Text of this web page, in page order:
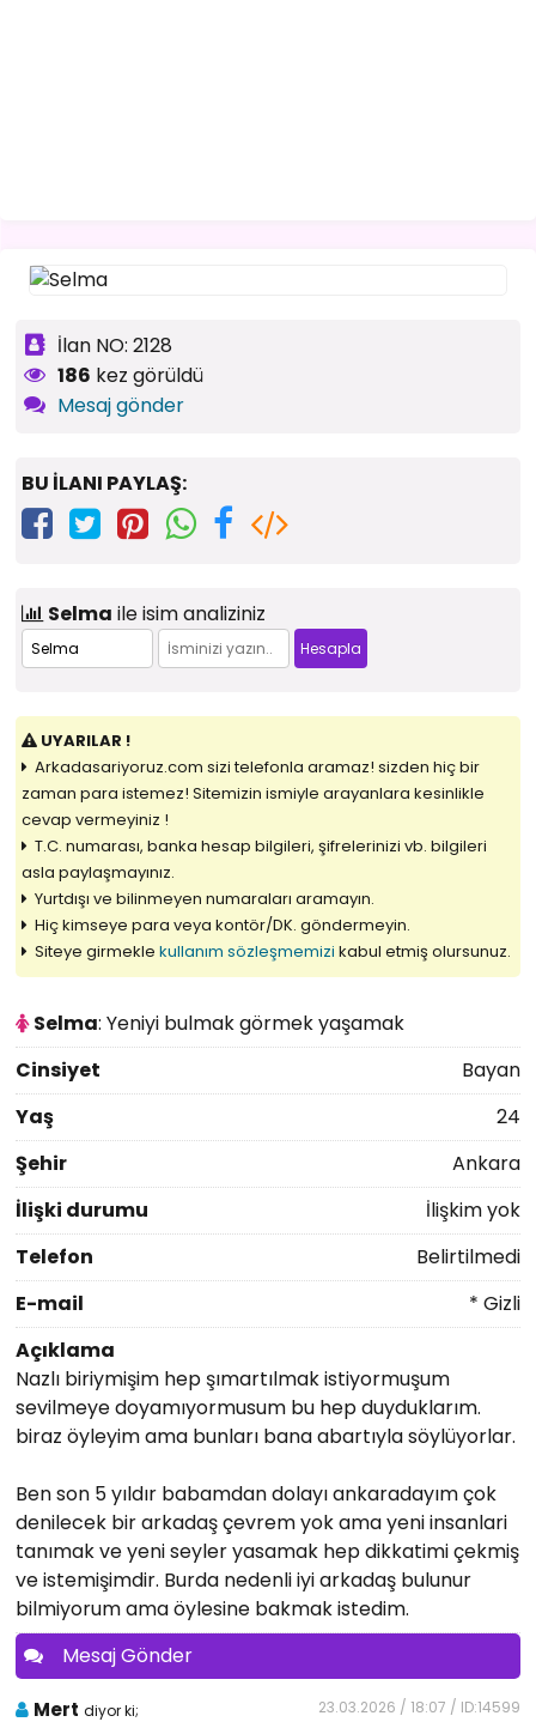
İlan NO: 2128
186 kez görüldü
Mesaj gönder
BU İLANI PAYLAŞ:
Selma ile isim analiziniz
UYARILAR !
Arkadasariyoruz.com sizi telefonla aramaz! sizden hiç bir
zaman para istemez! Sitemizin ismiyle arayanlara kesinlikle
cevap vermeyiniz !
T.C. numarası, banka hesap bilgileri, şifrelerinizi vb. bilgileri
asla paylaşmayınız.
Yurtdışı ve bilinmeyen numaraları aramayın.
Hiç kimseye para veya kontör/DK. göndermeyin.
Siteye girmekle kullanım sözleşmemizi kabul etmiş olursunuz.
Selma: Yeniyi bulmak görmek yaşamak
Cinsiyet
Bayan
Yaş
24
Şehir
Ankara
İlişki durumu
İlişkim yok
Telefon
Belirtilmedi
E-mail
* Gizli
Açıklama
Nazlı biriymişim hep şımartılmak istiyormuşum
sevilmeye doyamıyormusum bu hep duyduklarım.
biraz öyleyim ama bunları bana abartıyla söylüyorlar.
Ben son 5 yıldır babamdan dolayı ankaradayım çok
denilecek bir arkadaş çevrem yok ama yeni insanlari
tanımak ve yeni seyler yasamak hep dikkatimi çekmiş
ve istemişimdir. Burda nedenli iyi arkadaş bulunur
bilmiyorum ama öylesine bakmak istedim.
Mesaj Gönder
Mert diyor ki; 23.03.2026 / 18:07 / ID:14599